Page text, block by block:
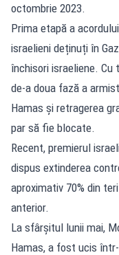
octombrie 2023.
Prima etapă a
israelieni deținuți în
închisori israeliene. Cu
de-a doua fază a
Hamas și retragerea
par să fie blocate.
Recent, premierul
dispus extinderea
aproximativ 70% din
anterior.
La sfârșitul lunii mai,
Hamas, a fost ucis